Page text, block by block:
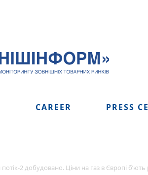
CAREER PRESS
2 добудовано. Ціни на газ в Європі